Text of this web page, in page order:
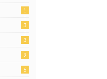
1
3
3
9
6